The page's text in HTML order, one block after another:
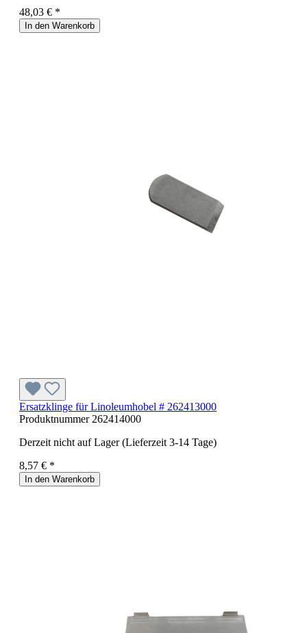
48,03 € *
In den Warenkorb
Ersatzklinge für Linoleumhobel # 262413000
Produktnummer 262414000
Derzeit nicht auf Lager (Lieferzeit 3-14 Tage)
8,57 € *
In den Warenkorb